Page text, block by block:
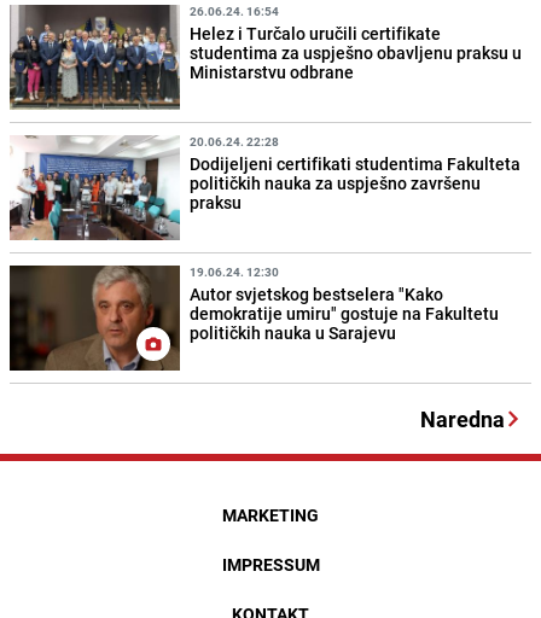
26.06.24. 16:54
Helez i Turčalo uručili certifikate
studentima za uspješno obavljenu praksu u
Ministarstvu odbrane
20.06.24. 22:28
Dodijeljeni certifikati studentima Fakulteta
političkih nauka za uspješno završenu
praksu
19.06.24. 12:30
Autor svjetskog bestselera "Kako
demokratije umiru" gostuje na Fakultetu
političkih nauka u Sarajevu
Naredna
MARKETING
IMPRESSUM